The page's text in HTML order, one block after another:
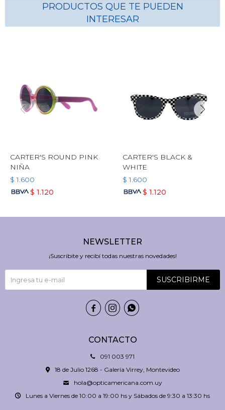
PRODUCTOS QUE TE PUEDEN
INTERESAR
CARTER'S ROUND PINK
NIÑA
$ 1.600
$ 1.120
CARTER'S BLACK &
WHITE
$ 1.600
$ 1.120
CONTACTO
091 003 971
18 de Julio 1268 - Galería Virrey, Montevideo
hola@opticamericana.com.uy
Lunes a Viernes de 10:00 a 19:00 hs y Sábados de 9:30 a 13:30 hs
NEWSLETTER
¡Suscribite y recibí todas nuestras novedades!
SUSCRIBIRME
  